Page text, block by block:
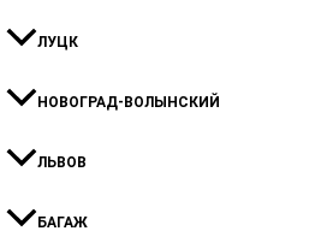
ЛУЦК
НОВОГРАД-ВОЛЫНСКИЙ
ЛЬВОВ
БАГАЖ